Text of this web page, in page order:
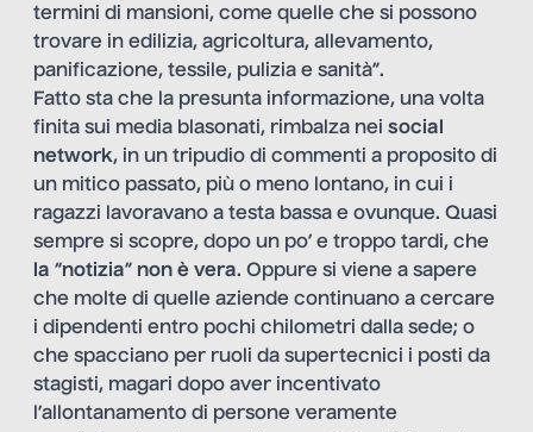
termini di mansioni, come quelle che si possono
trovare in edilizia, agricoltura, allevamento,
panificazione, tessile, pulizia e sanità”.
Fatto sta che la presunta informazione, una volta
finita sui media blasonati, rimbalza nei social
network, in un tripudio di commenti a proposito di
un mitico passato, più o meno lontano, in cui i
ragazzi lavoravano a testa bassa e ovunque. Quasi
sempre si scopre, dopo un po’ e troppo tardi, che
la “notizia” non è vera. Oppure si viene a sapere
che molte di quelle aziende continuano a cercare
i dipendenti entro pochi chilometri dalla sede; o
che spacciano per ruoli da supertecnici i posti da
stagisti, magari dopo aver incentivato
l’allontanamento di persone veramente